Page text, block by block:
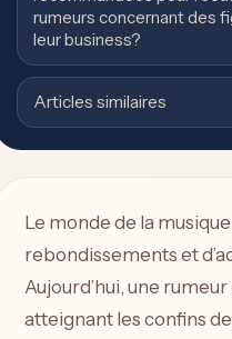
rumeurs concernant des
leur business?
Articles similaires
Le monde de la
rebondissements et
Aujourd’hui, une
atteignant les confins